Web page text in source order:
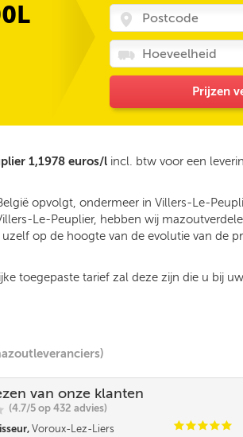
Prijzen
1,1978 euros/l incl. btw voor een
opvolgt, ondermeer in Villers-Le-
Le-Peuplier, hebben wij
op de hoogte van de evolutie van de
toegepaste tarief zal deze zijn die u bij
van onze klanten
(4.7/5 op 432 advies)
Voroux-Lez-Liers CCCCC